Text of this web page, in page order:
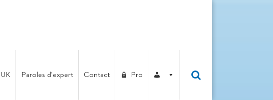
UK Paroles d'expert Contact Pro